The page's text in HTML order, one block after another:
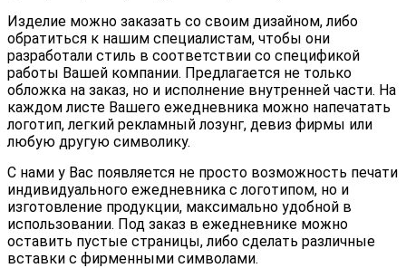
Изделие можно заказать со своим дизайном, либо
обратиться к нашим специалистам, чтобы они
разработали стиль в соответствии со спецификой
работы Вашей компании. Предлагается не только
обложка на заказ, но и исполнение внутренней части. На
каждом листе Вашего ежедневника можно напечатать
логотип, легкий рекламный лозунг, девиз фирмы или
любую другую символику.
С нами у Вас появляется не просто возможность печати
индивидуального ежедневника с логотипом, но и
изготовление продукции, максимально удобной в
использовании. Под заказ в ежедневнике можно
оставить пустые страницы, либо сделать различные
вставки с фирменными символами.